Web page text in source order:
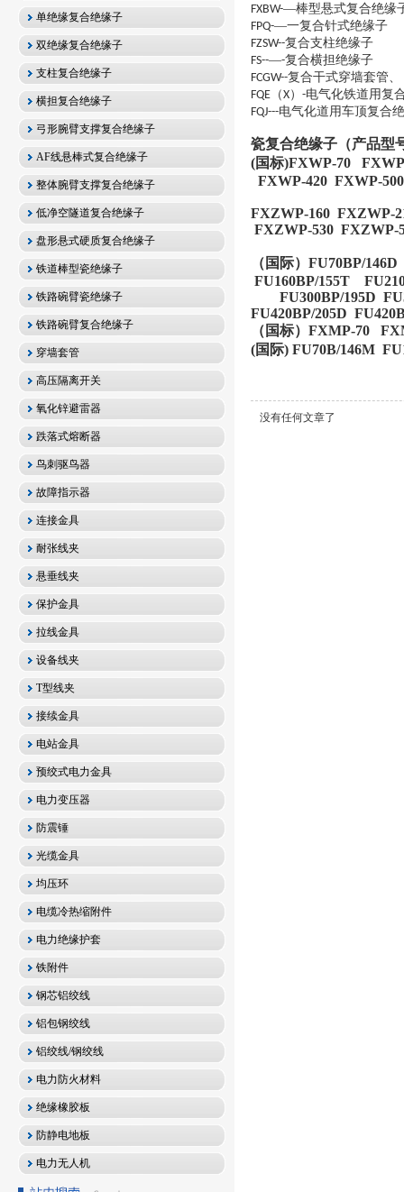
单绝缘复合绝缘子
双绝缘复合绝缘子
支柱复合绝缘子
横担复合绝缘子
弓形腕臂支撑复合绝缘子
AF线悬棒式复合绝缘子
整体腕臂支撑复合绝缘子
低净空隧道复合绝缘子
盘形悬式硬质复合绝缘子
铁道棒型瓷绝缘子
铁路碗臂瓷绝缘子
铁路碗臂复合绝缘子
穿墙套管
高压隔离开关
氧化锌避雷器
跌落式熔断器
鸟刺驱鸟器
故障指示器
连接金具
耐张线夹
悬垂线夹
保护金具
拉线金具
设备线夹
T型线夹
接续金具
电站金具
预绞式电力金具
电力变压器
防震锤
光缆金具
均压环
电缆冷热缩附件
电力绝缘护套
铁附件
钢芯铝绞线
铝包钢绞线
铝绞线/钢绞线
电力防火材料
绝缘橡胶板
防静电地板
电力无人机
FXBW-—棒型悬式复合绝缘
FPQ-—一复合针式绝缘子
FZSW--复合支柱绝缘子
FS--—-复合横担绝缘子
FCGW--复合干式穿墙套管、
FQE （X） -电气化铁道用复
FQJ---电气化道用车顶复合
瓷复合绝缘子（产品型
(国标)FXWP-70
FXWP-420 FXWP-
FXZWP-160
FXZWP-530 FXZWP-
（国际）FU70BP/
FU160BP/155T
FU300BP/195D
FU420BP/205D
（国标）FXMP-70
(国际) FU70B/146M
没有任何文章了